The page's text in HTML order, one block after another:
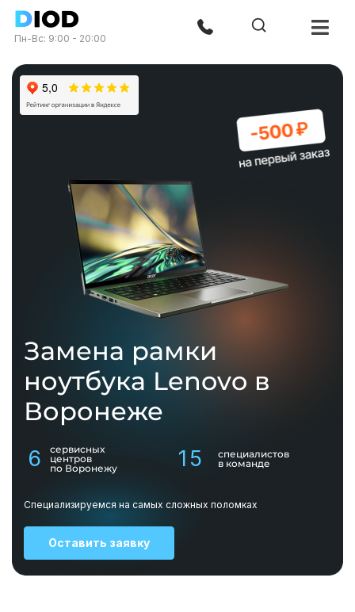
Пн-Вс: 9:00 - 20:00
Замена рамки
ноутбука Lenovo в
Воронеже
6
сервисных
центров
по Воронежу
15
специалистов
в команде
Специализируемся на самых сложных поломках
Оставить заявку